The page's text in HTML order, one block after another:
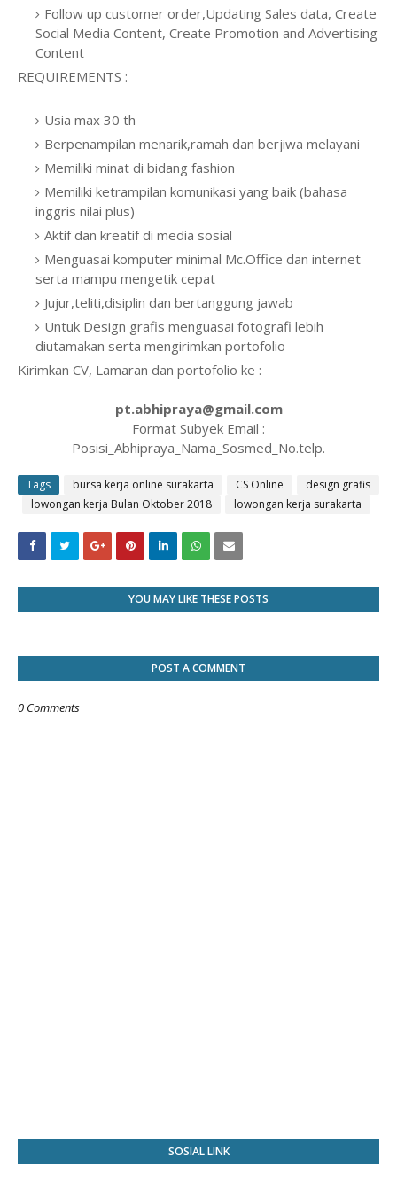
Follow up customer order,Updating Sales data, Create
Social Media Content, Create Promotion and Advertising
Content
REQUIREMENTS :
Usia max 30 th
Berpenampilan menarik,ramah dan berjiwa melayani
Memiliki minat di bidang fashion
Memiliki ketrampilan komunikasi yang baik (bahasa
inggris nilai plus)
Aktif dan kreatif di media sosial
Menguasai komputer minimal Mc.Office dan internet
serta mampu mengetik cepat
Jujur,teliti,disiplin dan bertanggung jawab
Untuk Design grafis menguasai fotografi lebih
diutamakan serta mengirimkan portofolio
Kirimkan CV, Lamaran dan portofolio ke :
pt.abhipraya@gmail.com
Format Subyek Email :
Posisi_Abhipraya_Nama_Sosmed_No.telp.
Tags bursa kerja online surakarta CS Online
design grafis
lowongan kerja Bulan Oktober 2018
lowongan kerja surakarta
YOU MAY LIKE THESE POSTS
POST A COMMENT
0 Comments
SOSIAL LINK